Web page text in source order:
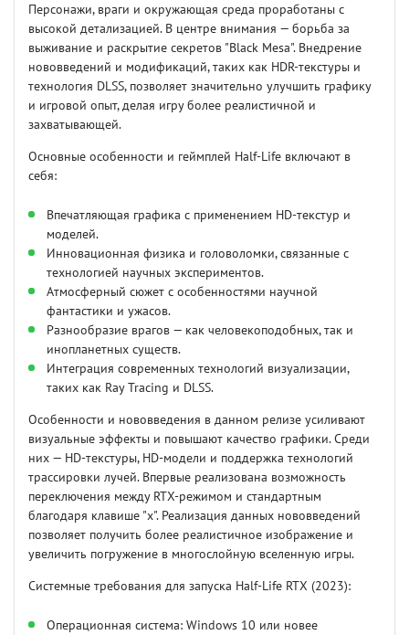
Персонажи, враги и окружающая среда проработаны с
высокой детализацией. В центре внимания — борьба за
выживание и раскрытие секретов "Black Mesa". Внедрение
нововведений и модификаций, таких как HDR-текстуры и
технология DLSS, позволяет значительно улучшить графику
и игровой опыт, делая игру более реалистичной и
захватывающей.
Основные особенности и геймплей Half-Life включают в
себя:
Впечатляющая графика с применением HD-текстур и
моделей.
Инновационная физика и головоломки, связанные с
технологией научных экспериментов.
Атмосферный сюжет с особенностями научной
фантастики и ужасов.
Разнообразие врагов — как человекоподобных, так и
инопланетных существ.
Интеграция современных технологий визуализации,
таких как Ray Tracing и DLSS.
Особенности и нововведения в данном релизе усиливают
визуальные эффекты и повышают качество графики. Среди
них — HD-текстуры, HD-модели и поддержка технологий
трассировки лучей. Впервые реализована возможность
переключения между RTX-режимом и стандартным
благодаря клавише "х". Реализация данных нововведений
позволяет получить более реалистичное изображение и
увеличить погружение в многослойную вселенную игры.
Системные требования для запуска Half-Life RTX (2023):
Операционная система: Windows 10 или новее